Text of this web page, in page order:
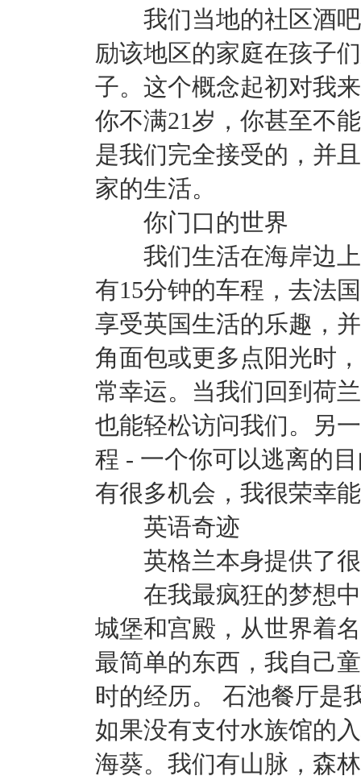
我们当地的社区酒吧
励该地区的家庭在孩子
子。这个概念起初对我
你不满21岁，你甚至不
是我们完全接受的，并
家的生活。
你门口的世界
我们生活在海岸边上
有15分钟的车程，去法
享受英国生活的乐趣，
角面包或更多点阳光时
常幸运。当我们回到荷
也能轻松访问我们。另
程 - 一个你可以逃离的
有很多机会，我很荣幸
英语奇迹
英格兰本身提供了很
在我最疯狂的梦想中
城堡和宫殿，从世界着
最简单的东西，我自己
时的经历。 石池餐厅是
如果没有支付水族馆的
海葵。我们有山脉，森